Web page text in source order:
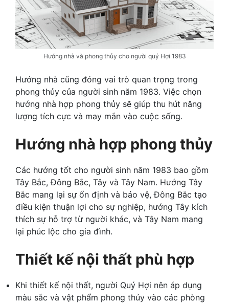
Hướng nhà và phong thủy cho người quý Hợi 1983
Hướng nhà cũng đóng vai trò quan trọng trong
phong thủy của người sinh năm 1983. Việc chọn
hướng nhà hợp phong thủy sẽ giúp thu hút năng
lượng tích cực và may mắn vào cuộc sống.
Hướng nhà hợp phong thủy
Các hướng tốt cho người sinh năm 1983 bao gồm
Tây Bắc, Đông Bắc, Tây và Tây Nam. Hướng Tây
Bắc mang lại sự ổn định và bảo vệ, Đông Bắc tạo
điều kiện thuận lợi cho sự nghiệp, hướng Tây kích
thích sự hỗ trợ từ người khác, và Tây Nam mang
lại phúc lộc cho gia đình.
Thiết kế nội thất phù hợp
Khi thiết kế nội thất, người Quý Hợi nên áp dụng
màu sắc và vật phẩm phong thủy vào các phòng